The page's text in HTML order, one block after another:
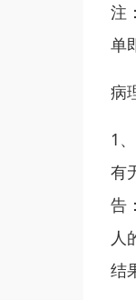
注
单
病
1
有
告
人
结